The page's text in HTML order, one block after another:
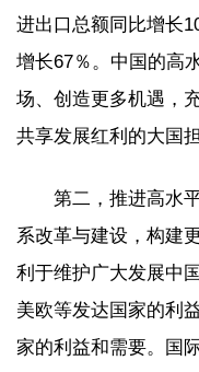
进出口总额同比增长
增长67％。中国的高
场、创造更多机遇，
共享发展红利的大国担
第二，推进高水
系改革与建设，构建
利于维护广大发展中
美欧等发达国家的利
家的利益和需要。国